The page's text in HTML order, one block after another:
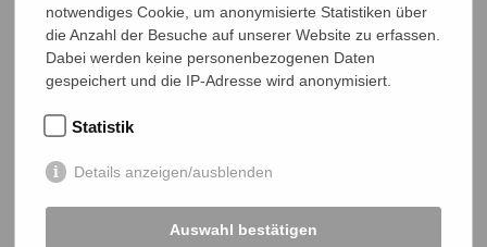
Germany
Telefon 0641 - 26 555 600
netz@bangladesch.org
START
Bangladesch-Portal
Projekte
notwendiges Cookie, um anonymisierte Statistiken über
die Anzahl der Besuche auf unserer Website zu erfassen.
Dabei werden keine personenbezogenen Daten
gespeichert und die IP-Adresse wird anonymisiert.
Statistik
Details anzeigen/ausblenden
Auswahl bestätigen